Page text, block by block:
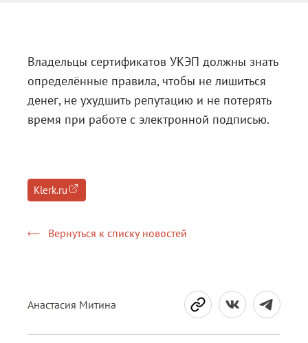
Документация
Получить КЭП
Магазин
Владельцы сертификатов УКЭП должны знать
определённые правила, чтобы не лишиться
денег, не ухудшить репутацию и не потерять
время при работе с электронной подписью.
Klerk.ru
Вернуться к списку новостей
Анастасия Митина